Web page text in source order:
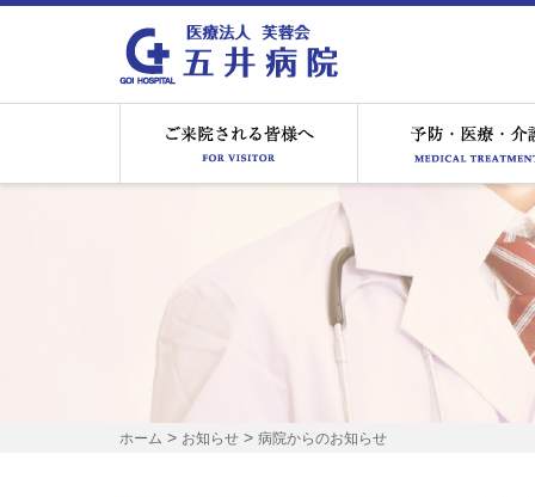
ホーム > お知らせ > 病院からのお知らせ